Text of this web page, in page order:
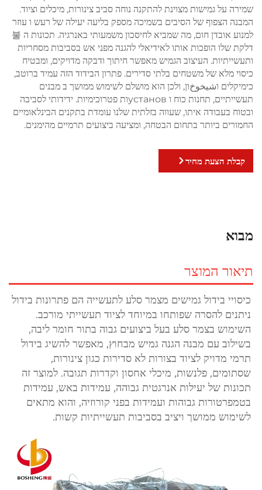
שמירה על גמישות מצוינת להתקנה נוחה סביב צינורות, מיכלים וציוד.
המבנה הצפוף של הסיבים בשמיכה מספק בליעה יעילה של רעש ו עוזר
למנוע אובדן חום, מה שמביא לחיסכון משמעותי באנרגיה. תכונות ה 불
דלקת שלו הופכות אותו לאידיאלי להגנה מפני אש בסביבות מסחריות
ותעשייתיות. העיצוב הגמיש מאפשר חיתוך ודבקה מדויקים, ומבטיח
כיסוי מלא של משטחים בלתי סדירים. פתרון הבידוד הזה עמיד ברוטב,
כימיקלים וشيخوخון, ולכן הוא מושלם לשימוש ממושך ב מבנים
תעשייתיים, תחנות כוח ו установות פטרוכימיות. ידידותי לסביבה
ובטוח בעבודה איתו, שעווה בזלתית שלנו עומדת בתקנים הבינלאומיים
החמורים ביותר בתחום הבטחה, ומציעה ביצועים תרמיים מהימנים.
קבלת הצעת מחיר
מבוא
תיאור המוצר
לשימוש ממושך ויציב בסביבות תעשייתיות קשות.